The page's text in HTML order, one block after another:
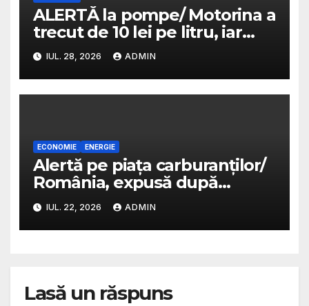
ALERTĂ la pompe/ Motorina a
trecut de 10 lei pe litru, iar
unele benzinării au rămas
fără carburant
IUL. 28, 2026 ADMIN
ECONOMIE ENERGIE
Alertă pe piața carburanților/
România, expusă după
blocarea petrolului kazah/
Scumpirile la pompă depind
de durata crizei
IUL. 22, 2026 ADMIN
Lasă un răspuns